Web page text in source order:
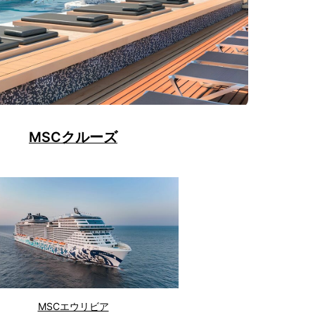
MSCクルーズ
MSCエウリビア